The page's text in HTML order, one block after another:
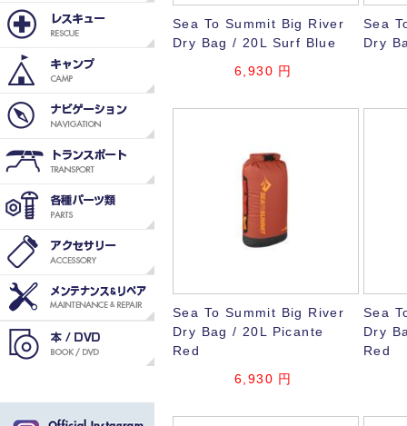
Sea To Summit Big River
Dry Bag / 20L Surf Blue
6,930 円
Sea
Dry
Sea To Summit Big River
Dry Bag / 20L Picante
Red
6,930 円
Sea
Dry
Red